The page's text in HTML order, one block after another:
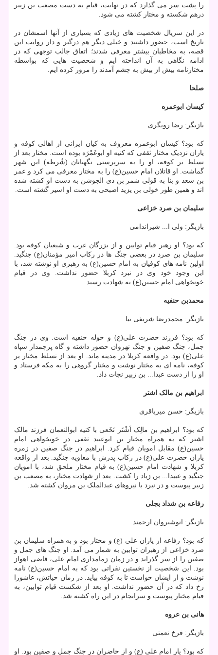
را پشت سر می گذارد که در نهایت، قیام به دست مصعب بن زبیر
درهم شکسته و مختار کشته می شود.
در این سریال شخصیت های زیادی که بسیاری از آنها اسمشان در
تاریخ است، حضور داشتند و خیلی دیگر هم درگیر و دار روایت این
قصه، به مخاطبان بیشتر معرفی شدند؛ اتفاق جالب توجهی که در
ادامه نگاهی به آن انداخته ایم و شخصیت هایی که بواسطه
مختارنامه بیش از بیش به چشم آمدند را مرور کرده ایم.
صلحا
کیسان ابوعمره
بازیگر: رضا رویگری
که بود؟ کیسان ابوعمره معروف به کیان ایرانی از اهالی کوفه و
یاران نزدیک مختار ثقفی که کنیه او ابوعَمْرَه بوده است. مختار بعد از
تسلط بر کوفه، او را به سرپرستی نگهبانان (شُرطه) این شهر
گماشت. او قاتلان امام حسین(ع) را به مختار معرفی می کرد و عمر
بن سعد و بنا به قولی شمر بن ذی الجوشن به دست او کشته شده
اند و همین طور خولی بن یزید اصبحی به دست او اسیر گشته است.
سلیمان بن صرد خزاعی
بازیگر: ولی ا... شیراندامی
که بود؟ او رهبر قیام توابین و از بزرگان عرب و شیعیان کوفه بود.
سلیمان بن صرد در بعضی جنگ ها در رکاب امیر مؤمنان(ع) جنگید.
اولین نامه های کوفیان به امام حسین(ع) به رهبری او نوشته شد، با
این وجود خود وی در نبرد کربلا حضور نداشت. وی در قیام
خونخواهی امام حسین(ع) به شهادت رسید.
محمدبن حنفیه
بازیگر: محمدرضا شریفی نیا
که بود؟ فرزند حضرت علی(ع) و خوله حنفیه است. وی در جنگ
جمل، جنگ صفین و جنگ نهروان حضور داشته و گاه پرچمدار سپاه
علی(ع) بود. در واقعه کربلا در مدینه ماند. او بعد از تسلط مختار بر
کوفه، نامه ای به مختار نوشت و مختار گروهی را به مکه فرستاد و
او را از دست عبدا... بن زبیر نجات داد.
ابراهیم بن مالک اشتر
بازیگر: حسن میرباقری
که بود؟ ابراهیم بن مالِک اَشْتَر نَخَعی با کنیه ابوالنعمان فرزند مالک
اشتر که به همراه مختار بن ابوعبید ثقفی در خونخواهی امام
حسین(ع) مقابل امویان قیام کرد. ابراهیم در جنگ صفین در زمره
یاران حضرت علی(ع) در رکاب پدرش با معاویه جنگید. بعد از واقعه
کربلا و شهادت امام حسین(ع) به قیام مختار ملحق شد، با امویان
جنگید و عبیدا... بن زیاد را کشت. بعد از شهادت مختار، به مصعب بن
زبیر پیوست و در نبرد با نیروهای عبدالملک بن مروان کشته شد.
رفاعه بن شداد بجلی
بازیگر: انوشیروان ارجمند
که بود؟ رفاعه از یاران علی (ع) و مختار بود و به همراه سلیمان بن
صرد خزاعی از رهبران توابین به شمار می آمد. او جنگ های جمل و
صفین را از سر گذراند و در زمان زمامداری امام علی، قاضی اهواز
بود. این شخصیت از نخستین نفراتی بود که به امام حسین(ع) نامه
نوشت و از ایشان خواست تا به کوفه بیاید. در زمان حیاتش، عاشورا
رخ داد که در آن حضور نداشت. او بعد از شکست قیام توابین، به
قیام مختار پیوست و سرانجام در این راه کشته شد.
هانی بن عروه
بازیگر: فرخ نعمتی
که بود؟ یار امام علی (ع) و از حاضران در جنگ جمل و صفین بود. او